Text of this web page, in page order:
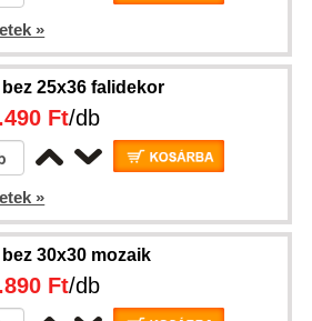
»
bez 25x36 falidekor
Ft/db
»
bez 30x30 mozaik
Ft/db